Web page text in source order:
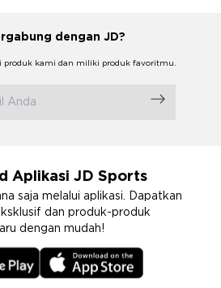
dengan JD?
produk kami dan miliki produk favoritmu.
Aplikasi JD Sports
saja melalui aplikasi. Dapatkan
dan produk-produk
dengan mudah!